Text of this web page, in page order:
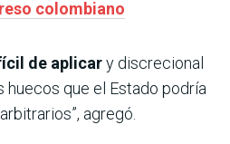
colombiano
de aplicary discrecional
huecos que el Estado podría
agregó.